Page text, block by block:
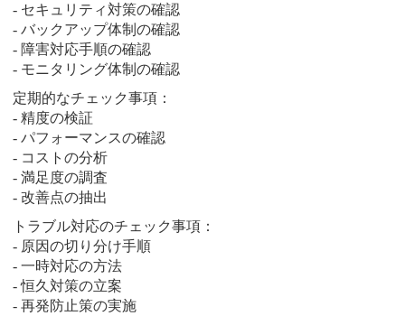
- セキュリティ対策の確認
- バックアップ体制の確認
- 障害対応手順の確認
- モニタリング体制の確認
定期的なチェック事項：
- 精度の検証
- パフォーマンスの確認
- コストの分析
- 満足度の調査
- 改善点の抽出
トラブル対応のチェック事項：
- 原因の切り分け手順
- 一時対応の方法
- 恒久対策の立案
- 再発防止策の実施